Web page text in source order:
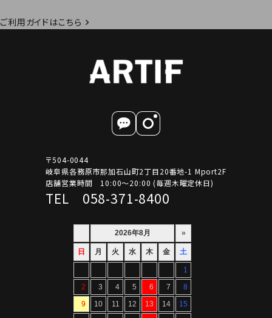
ご利用ガイドはこちら
〒504-0044
岐阜県各務原市那加石山町2丁目20番地-1 Mport2F
店舗営業時間 10:00～20:00 (毎週木曜定休日)
TEL 058-371-8400